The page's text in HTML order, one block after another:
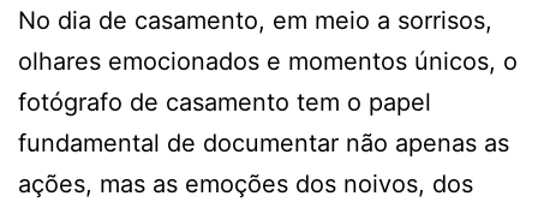
No dia de casamento, em meio a sorrisos,
olhares emocionados e momentos únicos, o
fotógrafo de casamento tem o papel
fundamental de documentar não apenas as
ações, mas as emoções dos noivos, dos